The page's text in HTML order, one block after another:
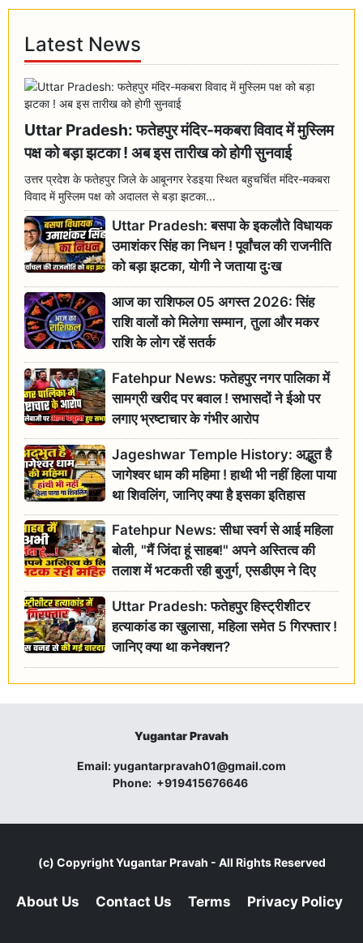
Latest News
Uttar Pradesh: फतेहपुर मंदिर-मकबरा विवाद में मुस्लिम
पक्ष को बड़ा झटका ! अब इस तारीख को होगी सुनवाई
उत्तर प्रदेश के फतेहपुर जिले के आबूनगर रेडइया स्थित बहुचर्चित मंदिर-मकबरा
विवाद में मुस्लिम पक्ष को अदालत से बड़ा झटका...
Uttar Pradesh: बसपा के इकलौते विधायक
उमाशंकर सिंह का निधन ! पूर्वांचल की राजनीति
को बड़ा झटका, योगी ने जताया दुःख
आज का राशिफल 05 अगस्त 2026: सिंह
राशि वालों को मिलेगा सम्मान, तुला और मकर
राशि के लोग रहें सतर्क
Fatehpur News: फतेहपुर नगर पालिका में
सामग्री खरीद पर बवाल ! सभासदों ने ईओ पर
लगाए भ्रष्टाचार के गंभीर आरोप
Jageshwar Temple History: अद्भुत है
जागेश्वर धाम की महिमा ! हाथी भी नहीं हिला पाया
था शिवलिंग, जानिए क्या है इसका इतिहास
Fatehpur News: सीधा स्वर्ग से आई महिला
बोली, "मैं जिंदा हूं साहब!" अपने अस्तित्व की
तलाश में भटकती रही बुजुर्ग, एसडीएम ने दिए
जांच के आदेश
Uttar Pradesh: फतेहपुर हिस्ट्रीशीटर
हत्याकांड का खुलासा, महिला समेत 5 गिरफ्तार !
जानिए क्या था कनेक्शन?
Yugantar Pravah
Email:yugantarpravah01@gmail.com
Phone: +919415676646
(c) CopyrightYugantar Pravah - All Rights Reserved
About Us Contact Us Terms Privacy Policy